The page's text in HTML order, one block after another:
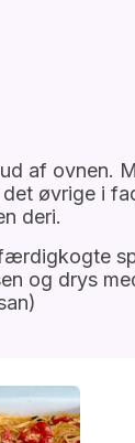
af ovnen.
det øvrige i
deri.
og drys